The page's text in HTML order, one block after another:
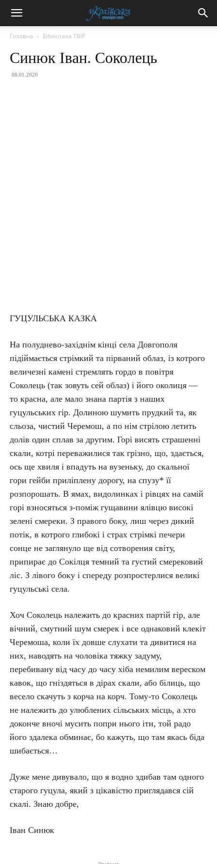
Головна Бібліотека ТВІР
Синюк Іван. Соколець
08.01.2020
ГУЦУЛЬСЬКА КАЗКА
На полуднево-західнім кінці села Довгополя
підіймається стрімкий та пірваний облаз, із котрого
величезні камені стремлять гордо в повітря
Соколець (так зовуть сей облаз) і його околиця —
то красна, але мало знана партія з наших
гуцульських гір. Долиною шумить прудкий та, як
сльоза, чистий Черемош, а по нім стрілою летить
долів один сплав за другим. Горі висять страшенні
скали, котрі переважилися так грізно, що, здається,
ось ще хвиля і впадуть на вузеньку, до скальної
гори гейби приліплену дорогу, на спузу* її
розпорошать. В ямах, видолинках і рівцях на самій
горі взносяться з-поміж гущавини ялівцю високі
зелені смереки. З правого боку, лиш через дикий
потік, в котрого глибокі і страх стрімкі печери
сонце не заглянуло ще від сотворения світу,
припирає до Сокілця темний та густий смерековий
ліс. З лівого боку і спереду розпростерлися великі
гуцульські села.
Хоч Соколець належить до красних партій гір, але
вічний, смутний шум смерек і все однаковий клекіт
Черемоша, коли їх довше слухати та дивитися на
них, наводять на чоловіка тяжку задуму,
перебивану від часу до часу хіба немилим вереском
кавок, що гніздяться в дірах скали, або білиць, що
весело скачуть з корча на корч. Тому-то Соколець
не належить до улюблених сільських місць, а хто
доконче вночі мусить попри нього іти, той радо
його здалека обминає, бо кажуть, що там якась біда
шибається…
Дуже мене дивувало, що я водно здибав там одного
старого гуцула, який з цікавістю приглядався сій
скалі. Знаю добре,
Іван Синюк